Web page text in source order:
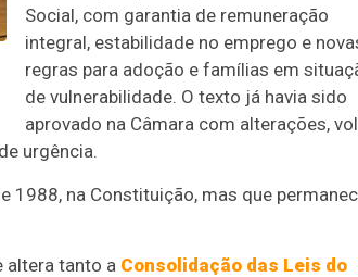
Social, com garantia de remuneração
integral, estabilidade no emprego e
regras para adoção e famílias em
de vulnerabilidade. O texto já havia sido
aprovado na Câmara com alterações,
urgência.
na Constituição, mas que
altera tanto a Consolidação das Leis do